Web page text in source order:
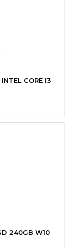
CORE I3
240GB W10